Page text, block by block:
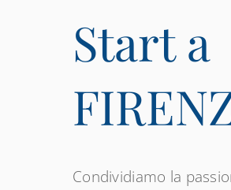
Start a
Condividiamo la